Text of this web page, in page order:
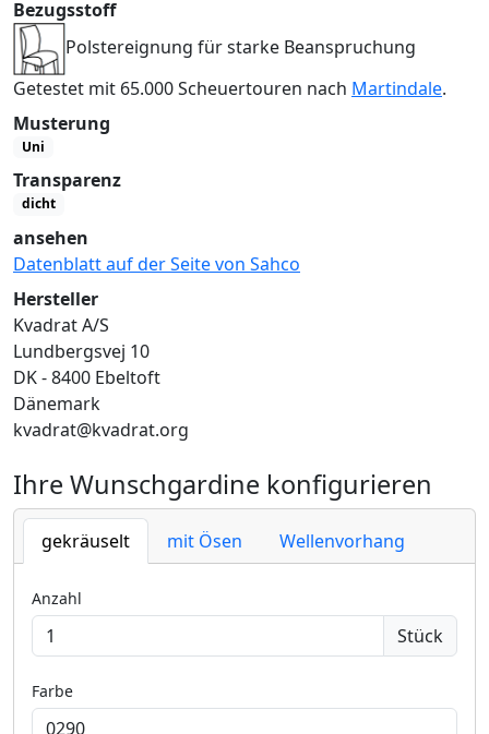
Bezugsstoff
Polstereignung für starke Beanspruchung
Getestet mit 65.000 Scheuertouren nach Martindale.
Musterung
Uni
Transparenz
dicht
ansehen
Datenblatt auf der Seite von Sahco
Hersteller
Kvadrat A/S
Lundbergsvej 10
DK - 8400 Ebeltoft
Dänemark
kvadrat@kvadrat.org
Ihre Wunschgardine konfigurieren
gekräuselt mit Ösen Wellenvorhang
Anzahl
Stück
Farbe